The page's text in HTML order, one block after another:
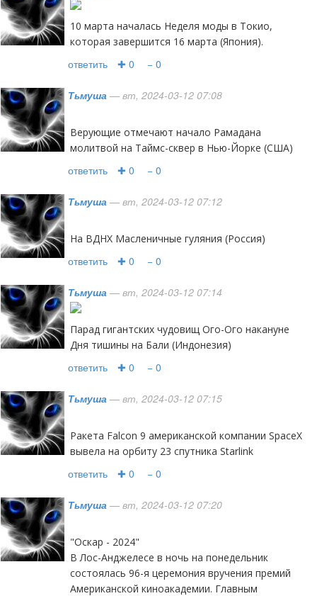
10 марта началась Неделя моды в Токио,
которая завершится 16 марта (Япония).
ответить ✚ 0 − 0
Тьмуша — вт, 2024-03-12 07:08
Верующие отмечают начало Рамадана
молитвой на Таймс-сквер в Нью-Йорке (США)
ответить ✚ 0 − 0
Тьмуша — вт, 2024-03-12 07:12
На ВДНХ Масленичные гуляния (Россия)
ответить ✚ 0 − 0
Тьмуша — вт, 2024-03-12 07:14
Парад гигантских чудовищ Ого-Ого накануне
Дня тишины на Бали (Индонезия)
ответить ✚ 0 − 0
Тьмуша — вт, 2024-03-12 07:15
Ракета Falcon 9 американской компании SpaceX
вывела на орбиту 23 спутника Starlink
ответить ✚ 0 − 0
Тьмуша — вт, 2024-03-12 07:20
"Оскар - 2024"
В Лос-Анджелесе в ночь на понедельник
состоялась 96-я церемония вручения премий
Американской киноакадемии. Главным